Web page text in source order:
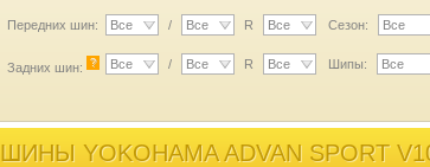
Передних шин: Все / Все R Все Сезон: Все
Задних шин: ? Все / Все R Все Шипы: Все
ШИНЫ YOKOHAMA ADVAN SPORT